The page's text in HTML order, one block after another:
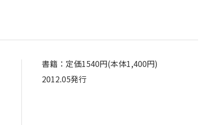
書籍：定価1540円(本体1,400円)
2012.05発行